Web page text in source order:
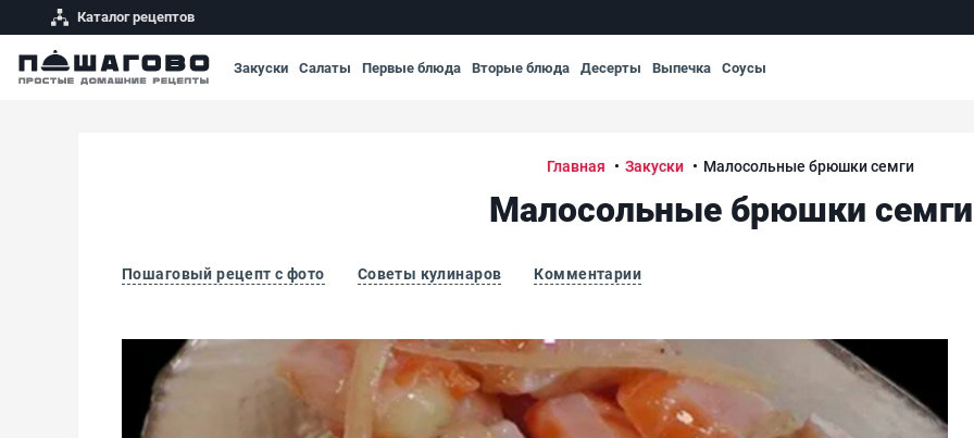
Каталог рецептов
Закуски Салаты Первые блюда Вторые блюда Десерты Выпечка Соусы
Главная Закуски Малосольные брюшки семги
Малосольные брюшки семги
Пошаговый рецепт с фото Советы кулинаров Комментарии
Малосольные брюшки семги